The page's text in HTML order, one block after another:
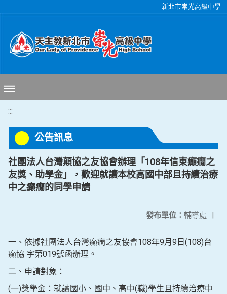
新北市崇光高級中學
:::
公告訊息
社團法人台灣顛協之友協會辦理「108年信東癲癇之
友獎、助學金」，歡迎就讀本校高國中部且持續治療
中之癲癇的同學申請
發布單位： 輔導處 |
一、依據社團法人台灣癲癇之友協會108年9月9日(108)台
癲協 字第019號函辦理。
二、申請對象：
(一)獎學金：就讀國小、國中、高中(職)學生且持續治療中